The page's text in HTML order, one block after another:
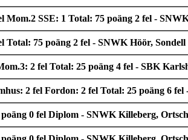
SSE: 1 Total: 75 poäng 2 fel -
Total: 75 poäng 2 fel - SNWK Höör,
2 fel Total: 25 poäng 4 fel - SBK
2 fel Fordon: 2 fel Total: 25 poäng 6
0 fel Diplom - SNWK Killeberg,